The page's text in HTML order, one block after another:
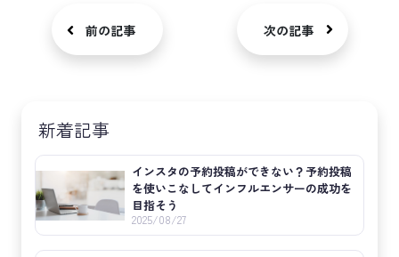
前の記事 次の記事
新着記事
インスタの予約投稿ができない？予約投稿
を使いこなしてインフルエンサーの成功を
目指そう
2025/08/27